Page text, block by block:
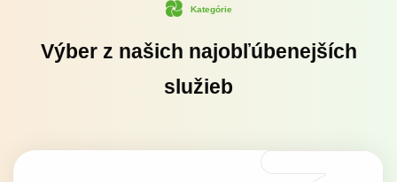
Kategórie
Výber z našich najobľúbenejších
služieb